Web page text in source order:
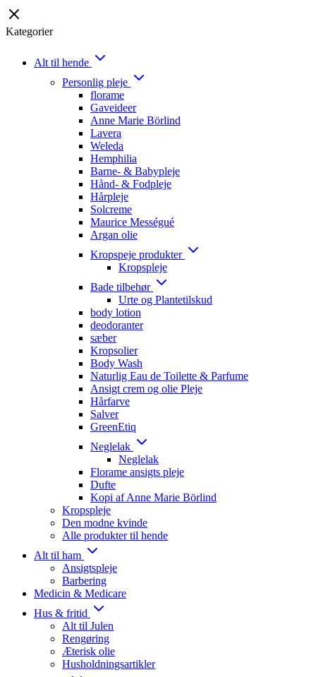
Kategorier
Alt til hende
Personlig pleje
florame
Gaveideer
Anne Marie Börlind
Lavera
Weleda
Hemphilia
Barne- & Babypleje
Hånd- & Fodpleje
Hårpleje
Solcreme
Maurice Mességué
Argan olie
Kropspeje produkter
Kropspleje
Bade tilbehør
Urte og Plantetilskud
body lotion
deodoranter
sæber
Kropsolier
Body Wash
Naturlig Eau de Toilette & Parfume
Ansigt crem og olie Pleje
Hårfarve
Salver
GreenEtiq
Neglelak
Neglelak
Florame ansigts pleje
Dufte
Kopi af Anne Marie Börlind
Kropspleje
Den modne kvinde
Alle produkter til hende
Alt til ham
Ansigtspleje
Barbering
Medicin & Medicare
Hus & fritid
Alt til Julen
Rengøring
Æterisk olie
Husholdningsartikler